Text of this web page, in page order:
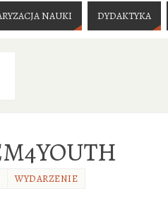
NAUKI DYDAKTYKA
WYDARZENIE